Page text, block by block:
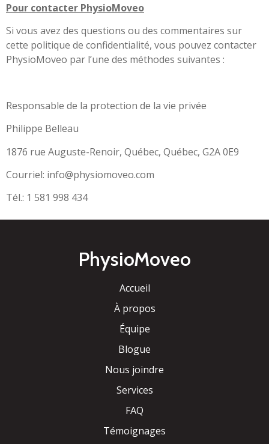
Pour contacter PhysioMoveo
Si vous avez des questions ou des commentaires sur
cette politique de confidentialité, vous pouvez contacter
PhysioMoveo par l’une des méthodes suivantes :
Responsable de la protection de la vie privée
Philippe Belleau
1876 rue Auguste-Renoir, Québec, Québec, G2A 0E9
Courriel: info@physiomoveo.com
Tél.: 1 581 998 434
PhysioMoveo
Accueil
À propos
Équipe
Blogue
Nous joindre
Services
FAQ
Témoignages